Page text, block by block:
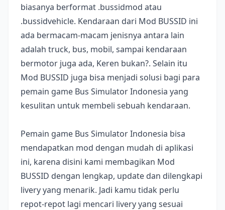
biasanya berformat .bussidmod atau
.bussidvehicle. Kendaraan dari Mod BUSSID ini
ada bermacam-macam jenisnya antara lain
adalah truck, bus, mobil, sampai kendaraan
bermotor juga ada, Keren bukan?. Selain itu
Mod BUSSID juga bisa menjadi solusi bagi para
pemain game Bus Simulator Indonesia yang
kesulitan untuk membeli sebuah kendaraan.
Pemain game Bus Simulator Indonesia bisa
mendapatkan mod dengan mudah di aplikasi
ini, karena disini kami membagikan Mod
BUSSID dengan lengkap, update dan dilengkapi
livery yang menarik. Jadi kamu tidak perlu
repot-repot lagi mencari livery yang sesuai